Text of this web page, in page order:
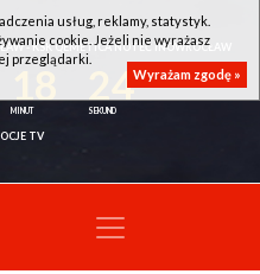
- KSK QEMETICA NOTEĆ INOWROCŁAW
24
TV
usług, reklamy, statystyk.
cookie. Jeżeli nie wyrażasz
przeglądarki.
Wyrażam zgodę »